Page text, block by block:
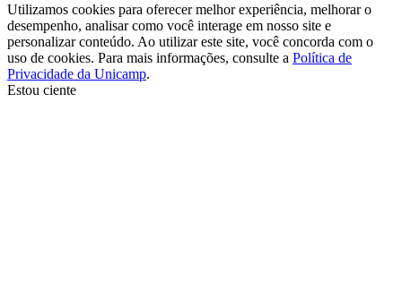
Utilizamos cookies para oferecer melhor experiência, melhorar o
desempenho, analisar como você interage em nosso site e
personalizar conteúdo. Ao utilizar este site, você concorda com o
uso de cookies. Para mais informações, consulte a Política de
Privacidade da Unicamp.
Estou ciente